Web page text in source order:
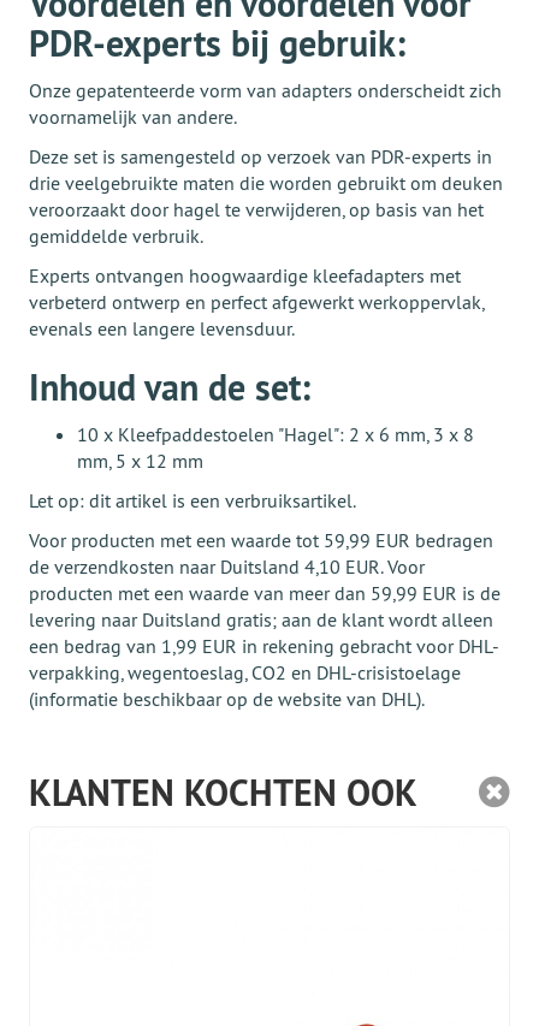
PDR-experts bij gebruik:
Onze gepatenteerde vorm van adapters onderscheidt zich
voornamelijk van andere.
Deze set is samengesteld op verzoek van PDR-experts in
drie veelgebruikte maten die worden gebruikt om deuken
veroorzaakt door hagel te verwijderen, op basis van het
gemiddelde verbruik.
Experts ontvangen hoogwaardige kleefadapters met
verbeterd ontwerp en perfect afgewerkt werkoppervlak,
evenals een langere levensduur.
Inhoud van de set:
10 x Kleefpaddestoelen "Hagel": 2 x 6 mm, 3 x 8
mm, 5 x 12 mm
Let op: dit artikel is een verbruiksartikel.
Voor producten met een waarde tot 59,99 EUR bedragen
de verzendkosten naar Duitsland 4,10 EUR. Voor
producten met een waarde van meer dan 59,99 EUR is de
levering naar Duitsland gratis; aan de klant wordt alleen
een bedrag van 1,99 EUR in rekening gebracht voor DHL-
verpakking, wegentoeslag, CO2 en DHL-crisistoelage
(informatie beschikbaar op de website van DHL).
KLANTEN KOCHTEN OOK